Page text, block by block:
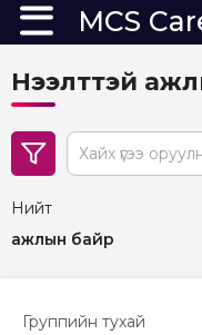
MCS
Нээлттэй
Нийт
ажлын байр
Группийн тухай